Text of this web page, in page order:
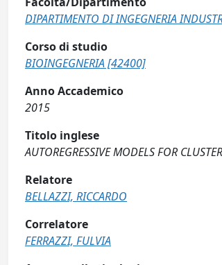
DIPARTIMENTO DI INGEGNERIA
Corso di studio
BIOINGEGNERIA [42400]
Anno Accademico
2015
Titolo inglese
AUTOREGRESSIVE MODELS FOR
Relatore
BELLAZZI, RICCARDO
Correlatore
FERRAZZI, FULVIA